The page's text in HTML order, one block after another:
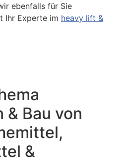
ebenfalls für Sie
Ihr Experte im heavy lift &
Bau von
&